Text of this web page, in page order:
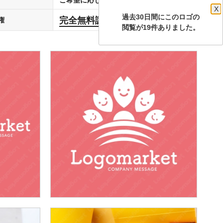
完全無料譲渡 します
過去30日間にこのロゴの
X
閲覧が19件ありました。